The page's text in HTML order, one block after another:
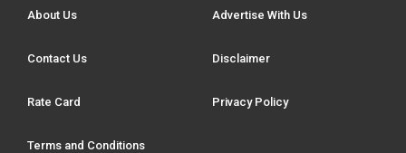
About Us Advertise With Us
Contact Us Disclaimer
Rate Card Privacy Policy
Terms and Conditions